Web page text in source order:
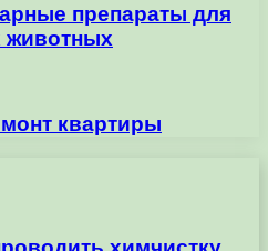
препараты для
животных
квартиры